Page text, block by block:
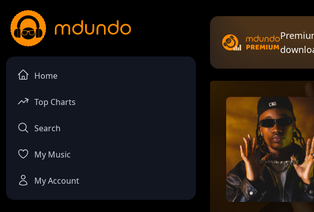
Home
Top Charts
Search
My Music
My Account